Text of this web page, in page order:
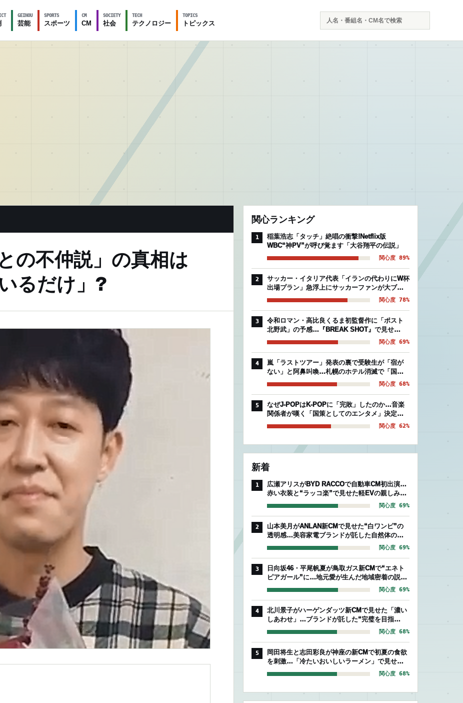
GEINOU
芸能
SPORTS
スポーツ
CM
CM
SOCIETY
社会
TECH
テクノロジー
TOPICS
トピックス
索
の不仲説」の真相は
るだけ」?
関心ランキング
1
稲葉浩志「タッチ」絶唱の衝撃!Netflix版
WBC“神PV”が呼び覚ます「大谷翔平の伝説」
関心度 89%
2
サッカー・イタリア代表「イランの代わりにW杯
出場プラン」急浮上にサッカーファンが大ブー
イングの理由
関心度 78%
3
令和ロマン・高比良くるま初監督作に「ポスト
北野武」の予感…『BREAK SHOT』で見せ
た“芸人映画”の異常な完成度
関心度 69%
4
嵐「ラストツアー」発表の裏で受験生が「宿が
ない」と阿鼻叫喚…札幌のホテル消滅で「国立
後期組」を襲う絶望的被害
関心度 68%
5
なぜJ-POPはK-POPに「完敗」したのか…音楽
関係者が嘆く「国策としてのエンタメ」決定的
な温度差
関心度 62%
新着
1
広瀬アリスがBYD RACCOで自動車CM初出演…
赤い衣装と“ラッコ楽”で見せた軽EVの親しみや
すさ
関心度 69%
2
山本美月がANLAN新CMで見せた“白ワンピ”の
透明感…美容家電ブランドが託した自然体のセ
ルフケア
関心度 69%
3
日向坂46・平尾帆夏が鳥取ガス新CMで“エネト
ピアガール”に…地元愛が生んだ地域密着の説得
力
関心度 69%
4
北川景子がハーゲンダッツ新CMで見せた「濃い
しあわせ」…ブランドが託した“完璧を目指
す”存在感
関心度 68%
5
岡田将生と志田彩良が神座の新CMで初夏の食欲
を刺激…「冷たいおいしいラーメン」で見せた
爽やかな相性
関心度 68%